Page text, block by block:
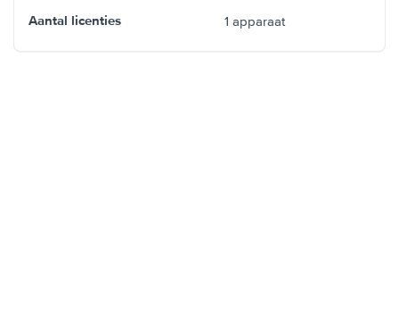
Aantal licenties 1 apparaat